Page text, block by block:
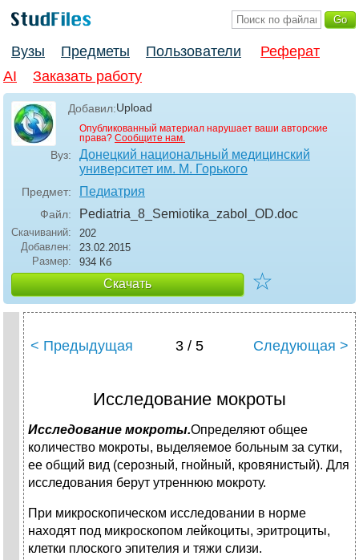
Вузы Предметы Пользователи
Реферат
AI
Заказать работу
Добавил:Upload
Опубликованный материал нарушает ваши авторские
права? Сообщите нам.
Вуз:
Донецкий национальный медицинский
университет им. М. Горького
Предмет: Педиатрия
Файл: Pediatria_8_Semiotika_zabol_OD.doc
Скачиваний:
202
Добавлен:
23.02.2015
Размер:
934 Кб
Скачать ☆
< Предыдущая 3 / 5 Следующая >
Исследование мокроты
Исследование мокроты.Определяют общее
количество мокроты, выделяемое больным за сутки,
ее общий вид (серозный, гнойный, кровянистый). Для
исследования берут утреннюю мокроту.
При микроскопическом исследовании в норме
находят под микроскопом лейкоциты, эритроциты,
клетки плоского эпителия и тяжи слизи.